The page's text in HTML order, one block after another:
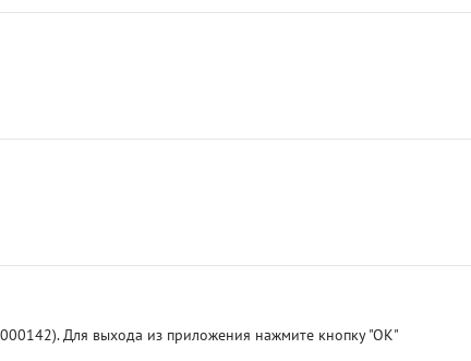
Для выхода из приложения нажмите кнопку "ОК"